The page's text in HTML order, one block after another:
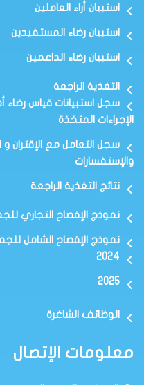
استبيان أراء العاملين
استبيان رضاء المستفيدين
استبيان رضاء الداعمين
التغذية الراجعة
سجل استبيانات قياس رضاء
الإجراءات المتخذة
سجل التعامل مع الإقتران
والإستفسارات
نتائج التغذية الراجعة
نموذج الإفصاح التجاري
نموذج الإفصاح الشامل
2024
2025
الوظائف الشاغرة
معلومات الإتصال